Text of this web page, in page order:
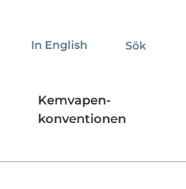
In English Sök
Kemvapen-
konventionen